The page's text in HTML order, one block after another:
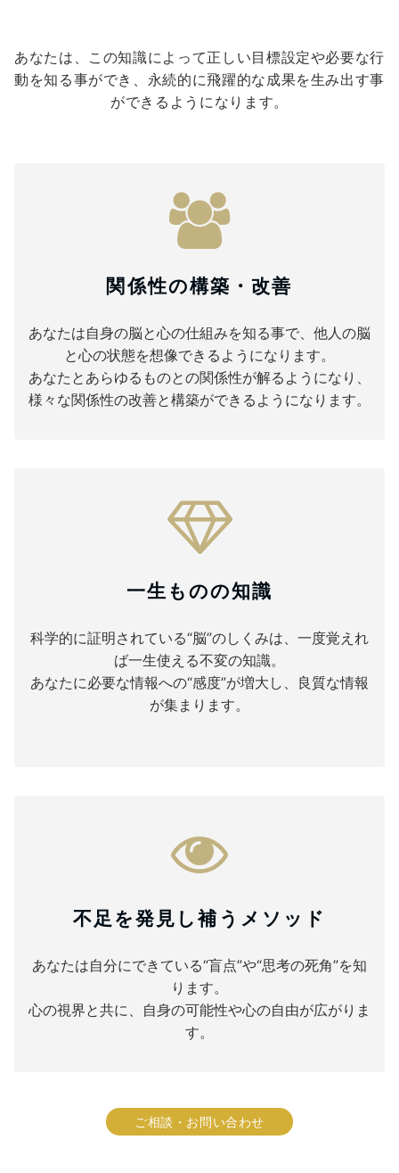
あなたは、この知識によって正しい目標設定や必要な行
動を知る事ができ、永続的に飛躍的な成果を生み出す事
ができるようになります。
関係性の構築・改善
あなたは自身の脳と心の仕組みを知る事で、他人の脳
と心の状態を想像できるようになります。
あなたとあらゆるものとの関係性が解るようになり、
様々な関係性の改善と構築ができるようになります。
一生ものの知識
科学的に証明されている“脳”のしくみは、一度覚えれ
ば一生使える不変の知識。
あなたに必要な情報への“感度”が増大し、良質な情報
が集まります。
不足を発見し補うメソッド
あなたは自分にできている“盲点”や“思考の死角”を知
ります。
心の視界と共に、自身の可能性や心の自由が広がりま
す。
ご相談・お問い合わせ